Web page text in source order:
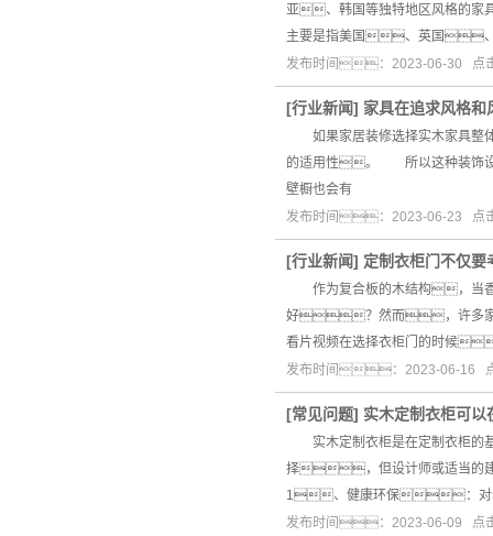
亚、韩国等独特地区风格
主要是指美国、英国
发布时间：2023-06-30
[行业新闻] 家具在追求风格
如果家居装修选择实木家具整
的适用性。 所以这种装饰设
壁橱也会有
发布时间：2023-06-23 点
[行业新闻] 定制衣柜门不仅
作为复合板的木结构，当香
好？然而，许多家
看片视频在选择衣柜门的时候
发布时间：2023-06-16
[常见问题] 实木定制衣柜可
实木定制衣柜是在定制衣柜的
择，但设计师或适当的
1、健康环保：对
发布时间：2023-06-09 点